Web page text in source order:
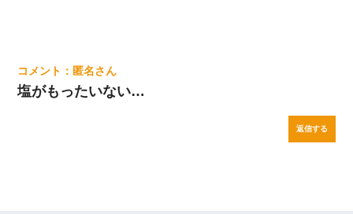
匿名
塩がもったいない…
返信する